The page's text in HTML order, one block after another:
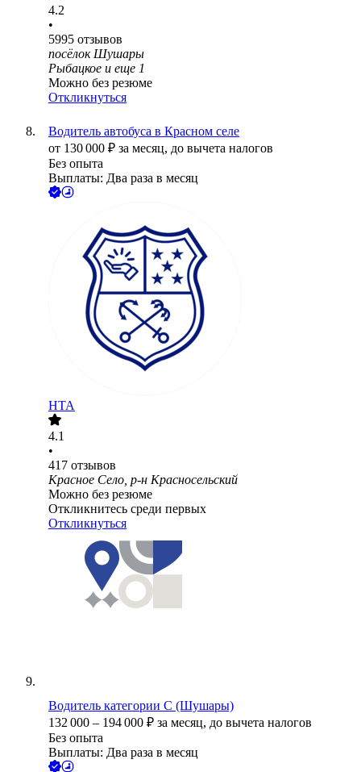
4.2
•
5995 отзывов
посёлок Шушары
Рыбацкое и еще 1
Можно без резюме
Откликнуться
Водитель автобуса в Красном селе
от 130 000 ₽ за месяц, до вычета налогов
Без опыта
Выплаты: Два раза в месяц
НТА
4.1
•
417 отзывов
Красное Село, р-н Красносельский
Можно без резюме
Откликнитесь среди первых
Откликнуться
Водитель категории С (Шушары)
132 000 – 194 000 ₽ за месяц, до вычета налогов
Без опыта
Выплаты: Два раза в месяц